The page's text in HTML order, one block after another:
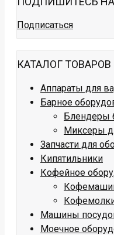
Подписаться
КАТАЛОГ ТОВАРОВ
Аппараты для
Барное
Блендеры
Миксеры
Запчасти для
Кипятильники
Кофейное
Машины
Моечное